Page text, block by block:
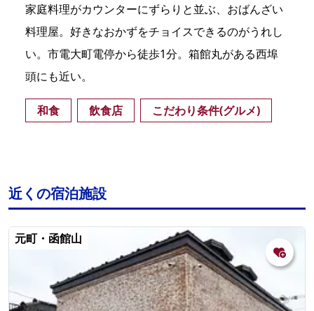
家庭料理がカウンターにずらりと並ぶ、おばんざい
料理屋。好きなおかずをチョイスできるのがうれし
い。市電大町電停から徒歩1分。箱館丸がある西埠
頭にも近い。
和食 飲食店 こだわり条件(グルメ)
近くの宿泊施設
元町・函館山